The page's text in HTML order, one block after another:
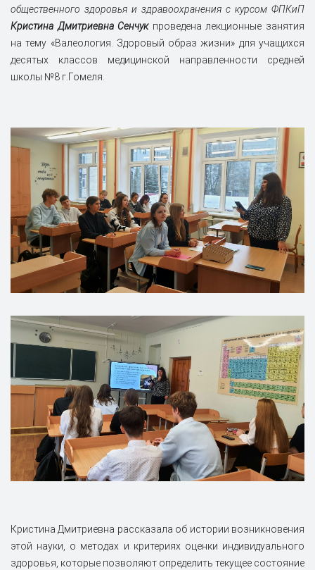
общественного здоровья и здравоохранения с курсом ФПКиП
Кристина Дмитриевна Сенчукпроведена лекционные занятия
на тему «Валеология. Здоровый образ жизни» для учащихся
десятых классов медицинской направленности средней
школы №8 г.Гомеля.
Кристина Дмитриевна рассказала об истории возникновения
этой науки, о методах и критериях оценки индивидуального
здоровья, которые позволяют определить текущее состояние